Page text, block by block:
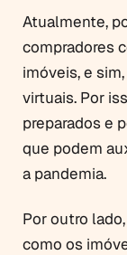
Atualmente,
compradores
imóveis, e
virtuais. Por
preparados e
que podem
a pandemia.
Por outro
como os